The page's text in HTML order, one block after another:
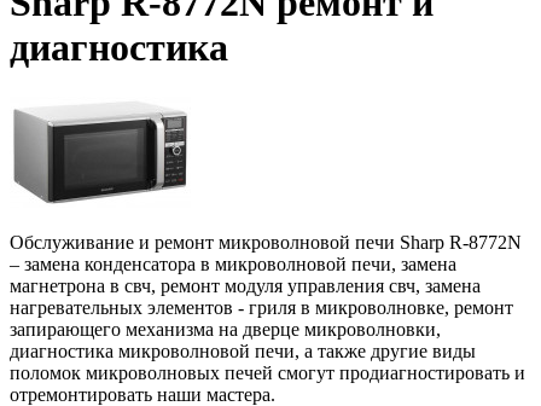
диагностика
Обслуживание и ремонт микроволновой печи Sharp R-8772N
– замена конденсатора в микроволновой печи, замена
магнетрона в свч, ремонт модуля управления свч, замена
нагревательных элементов - гриля в микроволновке, ремонт
запирающего механизма на дверце микроволновки,
диагностика микроволновой печи, а также другие виды
поломок микроволновых печей смогут продиагностировать и
отремонтировать наши мастера.